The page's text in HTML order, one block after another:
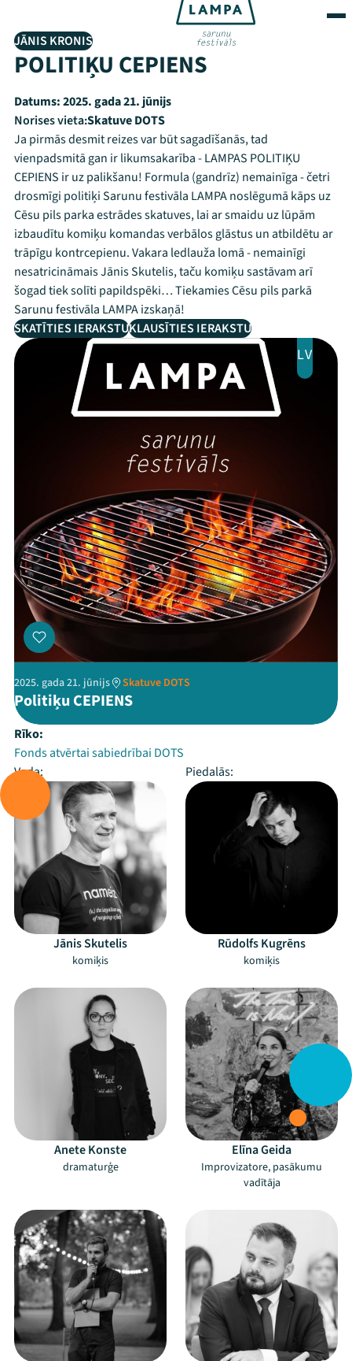
JĀNIS KRONIS
POLITIĶU CEPIENS
Datums:2025. gada 21. jūnijs
Norises vieta:Skatuve DOTS
Ja pirmās desmit reizes var būt sagadīšanās, tad
vienpadsmitā gan ir likumsakarība - LAMPAS POLITIĶU
CEPIENS ir uz palikšanu! Formula (gandrīz) nemainīga - četri
drosmīgi politiķi Sarunu festivāla LAMPA noslēgumā kāps uz
Cēsu pils parka estrādes skatuves, lai ar smaidu uz lūpām
izbaudītu komiķu komandas verbālos glāstus un atbildētu ar
trāpīgu kontrcepienu. Vakara ledlauža lomā - nemainīgi
nesatricināmais Jānis Skutelis, taču komiķu sastāvam arī
šogad tiek solīti papildspēki… Tiekamies Cēsu pils parkā
Sarunu festivāla LAMPA izskaņā!
SKATĪTIES IERAKSTUKLAUSĪTIES IERAKSTU
LV
2025. gada 21. jūnijs Skatuve DOTS
Politiķu CEPIENS
Rīko:
Fonds atvērtai sabiedrībai DOTS
Vada:
Piedalās:
Jānis Skutelis
komiķis
Rūdolfs Kugrēns
komiķis
Anete Konste
dramaturģe
Elīna Geida
Improvizatore, pasākumu
vadītāja